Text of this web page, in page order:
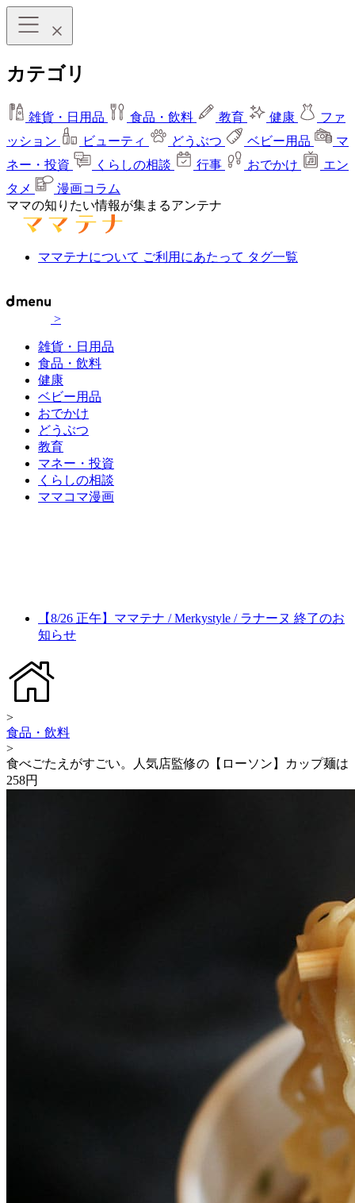
カテゴリ
雑貨・日用品 食品・飲料 教育 健康
ファ
ッション
ビューティ どうぶつ ベビー用品
マ
ネー・投資
くらしの相談 行事 おでかけ
エン
タメ
漫画コラム
ママの知りたい情報が集まるアンテナ
ママテナについて ご利用にあたって タグ一覧
>
雑貨・日用品
食品・飲料
健康
ベビー用品
おでかけ
どうぶつ
教育
マネー・投資
くらしの相談
ママコマ漫画
【8/26 正午】ママテナ / Merkystyle / ラナーヌ 終了のお
知らせ
>
食品・飲料
>
食べごたえがすごい。人気店監修の【ローソン】カップ麺は
258円